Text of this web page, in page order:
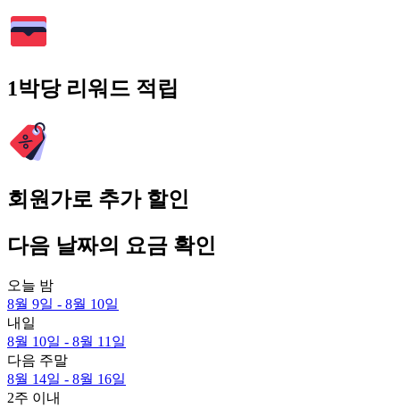
1박당 리워드 적립
회원가로 추가 할인
다음 날짜의 요금 확인
오늘 밤
8월 9일 - 8월 10일
내일
8월 10일 - 8월 11일
다음 주말
8월 14일 - 8월 16일
2주 이내